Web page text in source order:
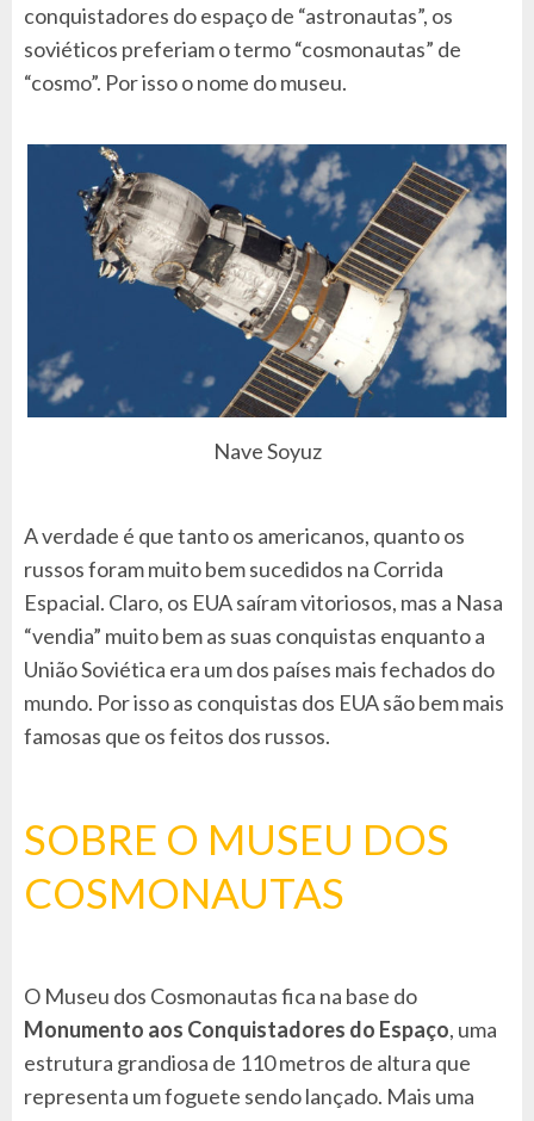
conquistadores do espaço de “astronautas”, os
soviéticos preferiam o termo “cosmonautas” de
“cosmo”. Por isso o nome do museu.
Nave Soyuz
A verdade é que tanto os americanos, quanto os
russos foram muito bem sucedidos na Corrida
Espacial. Claro, os EUA saíram vitoriosos, mas a Nasa
“vendia” muito bem as suas conquistas enquanto a
União Soviética era um dos países mais fechados do
mundo. Por isso as conquistas dos EUA são bem mais
famosas que os feitos dos russos.
SOBRE O MUSEU DOS
COSMONAUTAS
O Museu dos Cosmonautas fica na base do
Monumento aos Conquistadores do Espaço, uma
estrutura grandiosa de 110 metros de altura que
representa um foguete sendo lançado. Mais uma